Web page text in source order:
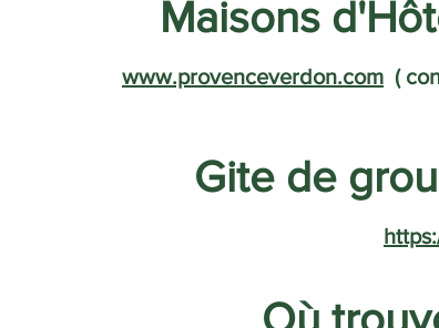
Maisons d'Hôt
www.provenceverdon.com (
Gite de
Où